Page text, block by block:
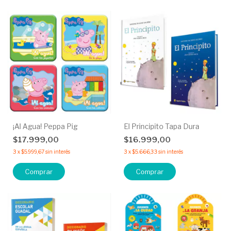
¡Al Agua! Peppa Pig
$17.999,00
3 x$5.999,67sin interés
Comprar
El Principito Tapa Dura
$16.999,00
3 x$5.666,33 sin interés
Comprar